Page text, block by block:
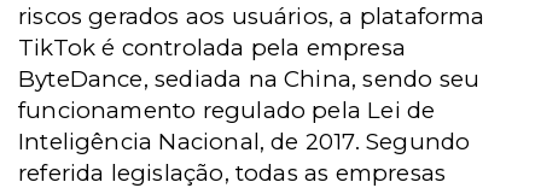
riscos gerados aos usuários, a plataforma
TikTok é controlada pela empresa
ByteDance, sediada na China, sendo seu
funcionamento regulado pela Lei de
Inteligência Nacional, de 2017. Segundo
referida legislação, todas as empresas